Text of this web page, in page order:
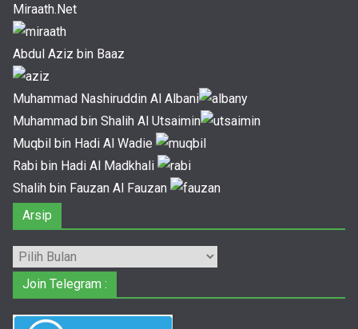
Miraath.Net
Abdul Aziz bin Baaz
Muhammad Nashiruddin Al Albani
Muhammad bin Shalih Al Utsaimin
Muqbil bin Hadi Al Wadie
Rabi bin Hadi Al Madkhali
Shalih bin Fauzan Al Fauzan
Arsip
Arsip
Join Telegram :